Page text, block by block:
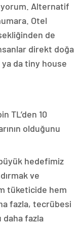
Alternatif
Otel
de
direkt doğa
da tiny house
TL’den 10
olduğunu
hedefimiz
ve
tüketicide hem
fazla, tecrübesi
daha fazla